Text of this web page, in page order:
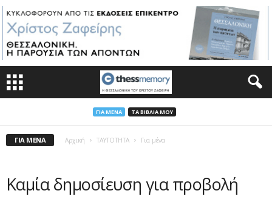
ΓΙΑ ΜΈΝΑ ΤΑ ΒΙΒΛΊΑ ΜΟΥ
ΓΙΑ ΜΈΝΑ Αρχική ΤΑΥΤΟΤΗΤΑ Για μένα
Καμία δημοσίευση για προβολή